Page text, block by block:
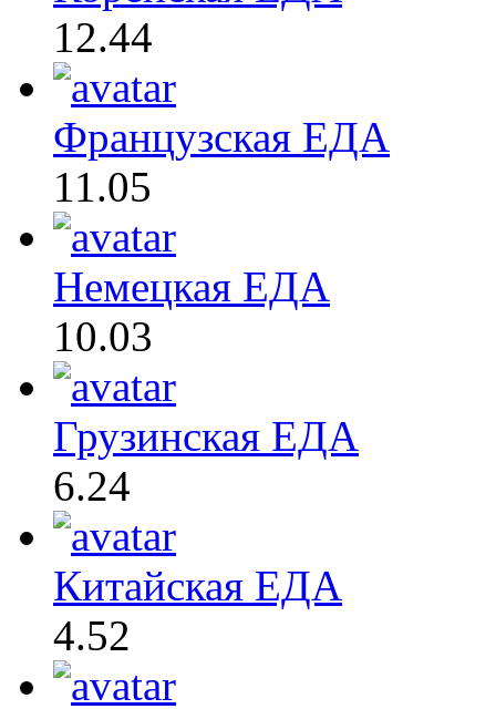
12.44
Французская ЕДА
11.05
Немецкая ЕДА
10.03
Грузинская ЕДА
6.24
Китайская ЕДА
4.52